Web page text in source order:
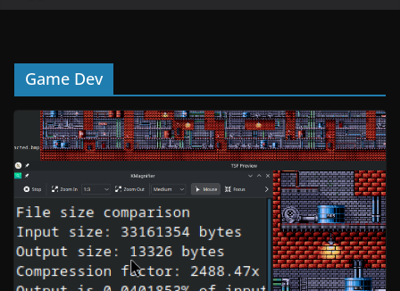
Game Dev